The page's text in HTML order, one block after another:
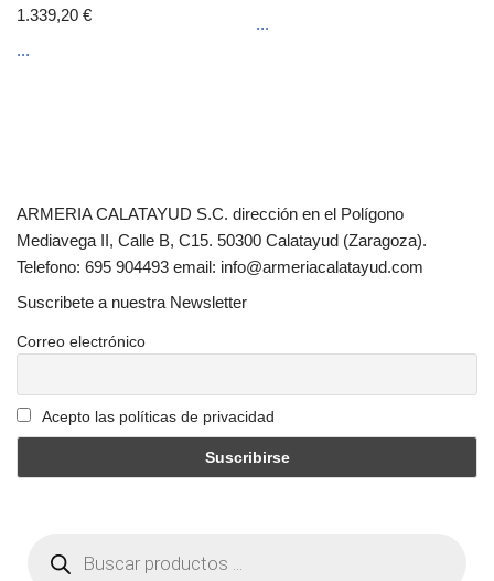
1.339,20 €
...
...
ARMERIA CALATAYUD S.C. dirección en el Polígono
Mediavega II, Calle B, C15. 50300 Calatayud (Zaragoza).
Telefono: 695 904493 email: info@armeriacalatayud.com
Suscribete a nuestra Newsletter
Correo electrónico
Acepto las políticas de privacidad